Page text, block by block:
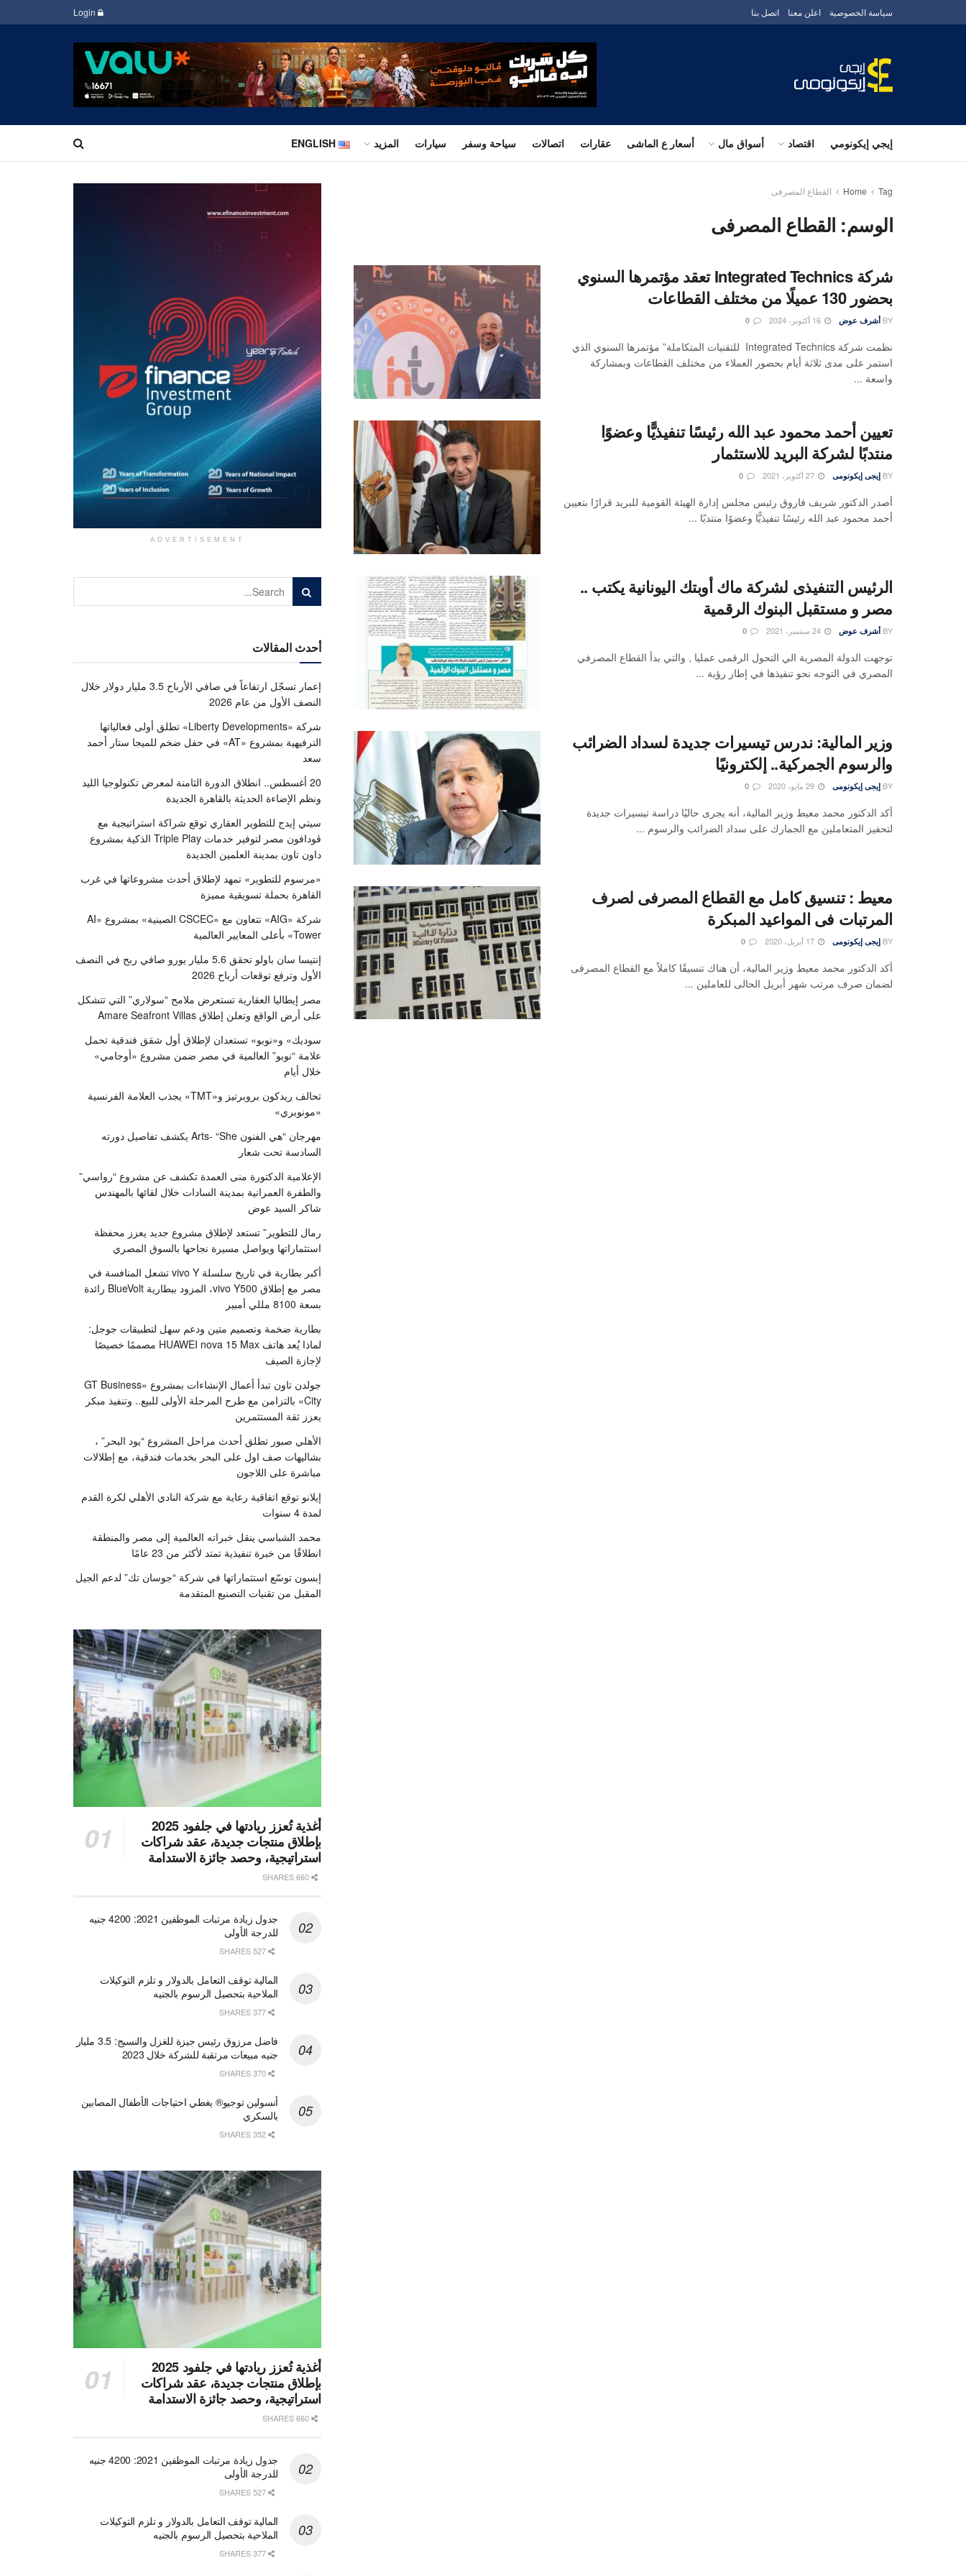
سياسة الخصوصية اعلن معنا اتصل بنا
إيجي إيكونومي اقتصاد أسواق مال أسعار ع الماشى عقارات اتصالات سياحة وسفر سيارات المزيد ENGLISH
Home Tag القطاع المصرفى
الوسم: القطاع المصرفى
شركة Integrated Technics تعقد مؤتمرها السنوي
بحضور 130 عميلًا من مختلف القطاعات
BY أشرف عوض
نظمت شركة Integrated Technics للتقنيات المتكاملة” مؤتمرها السنوي الذي
استمر على مدى ثلاثة أيام بحضور العملاء من مختلف القطاعات وبمشاركة
واسعة ...
تعيين أحمد محمود عبد الله رئيسًا تنفيذيًّا وعضوًا
منتدبًا لشركة البريد للاستثمار
BY إيجى إيكونومى
أصدر الدكتور شريف فاروق رئيس مجلس إدارة الهيئة القومية للبريد قرارًا بتعيين
أحمد محمود عبد الله رئيسًا تنفيذيًّا وعضوًا منتدبًا ...
الرئيس التنفيذى لشركة ماك أوبتك اليونانية يكتب ..
مصر و مستقبل البنوك الرقمية
BY أشرف عوض
توجهت الدولة المصرية الي التحول الرقمى عمليا , والتي بدأ القطاع المصرفي
المصري في التوجه نحو تنفيذها في إطار رؤية ...
وزير المالية: ندرس تيسيرات جديدة لسداد الضرائب
والرسوم الجمركية.. إلكترونيًا
BY إيجى إيكونومى
أكد الدكتور محمد معيط وزير المالية، أنه يجرى حاليًا دراسة تيسيرات جديدة
لتحفيز المتعاملين مع الجمارك على سداد الضرائب والرسوم ...
معيط : تنسيق كامل مع القطاع المصرفى لصرف
المرتبات فى المواعيد المبكرة
BY إيجى إيكونومى
أكد الدكتور محمد معيط وزير المالية، أن هناك تنسيقًا كاملاً مع القطاع المصرفى
لضمان صرف مرتب شهر أبريل الحالى للعاملين ...
ADVERTISEMENT
أحدث المقالات
إعمار تسجّل ارتفاعاً في صافي الأرباح 3.5 مليار دولار خلال
النصف الأول من عام 2026
شركة «Liberty Developments» تطلق أولى فعالياتها
الترفيهية بمشروع «AT» في حفل ضخم للميجا ستار أحمد
سعد
20 أغسطس.. انطلاق الدورة الثامنة لمعرض تكنولوجيا الليد
ونظم الإضاءة الحديثة بالقاهرة الجديدة
سيتي إيدج للتطوير العقاري توقع شراكة استراتيجية مع
ڤودافون مصر لتوفير خدمات Triple Play الذكية بمشروع
داون تاون بمدينة العلمين الجديدة
«مرسوم للتطوير» تمهد لإطلاق أحدث مشروعاتها في غرب
القاهرة بحملة تسويقية مميزة
شركة «AIG» تتعاون مع «CSCEC الصينية» بمشروع «AI
Tower» بأعلى المعايير العالمية
إنتيسا سان باولو تحقق 5.6 مليار يورو صافي ربح في النصف
الأول وترفع توقعات أرباح 2026
مصر إيطاليا العقارية تستعرض ملامح “سولاري” التي تتشكل
على أرض الواقع وتعلن إطلاق Amare Seafront Villas
سوديك» و«نوبو» تستعدان لإطلاق أول شقق فندقية تحمل
علامة “نوبو” العالمية في مصر ضمن مشروع «أوجامي»
خلال أيام
تحالف ريدكون بروبرتيز و«TMT» يجذب العلامة الفرنسية
«مونوبري»
مهرجان “هي الفنون Arts- “She يكشف تفاصيل دورته
السادسة تحت شعار
الإعلامية الدكتورة منى العمدة تكشف عن مشروع “رواسي”
والطفرة العمرانية بمدينة السادات خلال لقائها بالمهندس
شاكر السيد عوض
رمال للتطوير” تستعد لإطلاق مشروع جديد يعزز محفظة
استثماراتها ويواصل مسيرة نجاحها بالسوق المصري
أكبر بطارية في تاريخ سلسلة vivo Y تشعل المنافسة في
مصر مع إطلاق vivo Y500، المزود ببطارية BlueVolt رائدة
بسعة 8100 مللي أمبير
بطارية ضخمة وتصميم متين ودعم سهل لتطبيقات جوجل:
لماذا يُعد هاتف HUAWEI nova 15 Max مصممًا خصيصًا
لإجازة الصيف
جولدن تاون تبدأ أعمال الإنشاءات بمشروع «GT Business
City» بالتزامن مع طرح المرحلة الأولى للبيع.. وتنفيذ مبكر
يعزز ثقة المستثمرين
الأهلي صبور تطلق أحدث مراحل المشروع “يود البحر” ،
بشاليهات صف اول على البحر بخدمات فندقية، مع إطلالات
مباشرة على اللاجون
إيلانو توقع اتفاقية رعاية مع شركة النادي الأهلي لكرة القدم
لمدة 4 سنوات
محمد الشباسي ينقل خبراته العالمية إلى مصر والمنطقة
انطلاقًا من خبرة تنفيذية تمتد لأكثر من 23 عامًا
إبسون توسّع استثماراتها في شركة “جوسان تك” لدعم الجيل
المقبل من تقنيات التصنيع المتقدمة
أغذية تُعزز ريادتها في جلفود 2025
بإطلاق منتجات جديدة، عقد شراكات
استراتيجية، وحصد جائزة الاستدامة
جدول زيادة مرتبات الموظفين 2021: 4200 جنيه
للدرجة الأولى
المالية توقف التعامل بالدولار و تلزم التوكيلات
الملاحية بتحصيل الرسوم بالجنيه
فاضل مرزوق رئيس جيزة للغزل والنسيج: 3.5 مليار
جنيه مبيعات مرتقبة للشركة خلال 2023
أنسولين توجيو® يغطي احتياجات الأطفال المصابين
بالسكري
أغذية تُعزز ريادتها في جلفود 2025
بإطلاق منتجات جديدة، عقد شراكات
استراتيجية، وحصد جائزة الاستدامة
جدول زيادة مرتبات الموظفين 2021: 4200 جنيه
للدرجة الأولى
المالية توقف التعامل بالدولار و تلزم التوكيلات
الملاحية بتحصيل الرسوم بالجنيه